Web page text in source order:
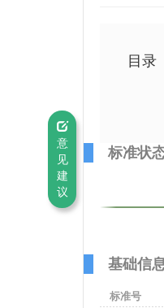
意
见
建
议
目录
标准状
基础信
标准号